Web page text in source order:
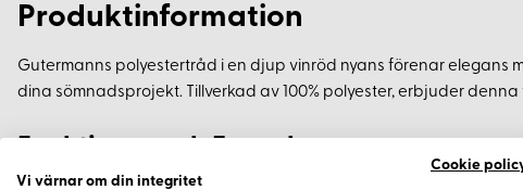
Produktinformation
Gutermanns polyestertråd i en djup vinröd nyans förenar elegans
dina sömnadsprojekt. Tillverkad av 100% polyester, erbjuder
Cookie
Vi värnar om din integritet